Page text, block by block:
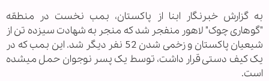
به گزارش خبرنگار ابنا از پاکستان، بمب نخست در منطقه
"گوهاری چوک" لاهور منفجر شد که منجر به شهادت سیزده تن از
شیعیان پاکستان و زخمی شدن 52 نفر دیگر شد. این بمب که در
یک کیف دستی قرار داشت، توسط یک پسر نوجوان حمل می‏شده
است.